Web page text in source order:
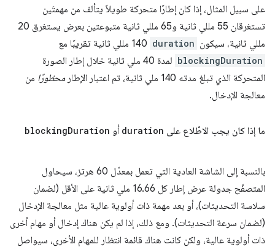
على سبيل المثال، إذا كان إطارًا متحركة طويلاً يتألف من مهمتَين
تستغرقان 55 مللي ثانية و65 مللي ثانية متبوعتين بعرض يستغرق 20
مللي ثانية، سيكون duration
blockingDuration
‏‏‏‏‏‏‏‏‏‏‏‏‏‏‏‏‏‏‏‏‏‏‏‏‏‏‏‏‏‏‏‏‏‏‏‏‏‏‏‏‏‏‏‏‏‏‏‏‏‏‏‏‏‏‏‏‏‏‏‏‏‏‏‏‏‏‏‏‏‏‏‏‏‏‏‏‏‏‏‏‏‏‏‏‏‏‏‏‏‏‏‏‏‏‏‏‏‏‏‏‏‏‏‏‏‏‏‏‏‏‏‏‏‏‏‏‏‏‏‏‏‏‏‏‏‏‏‏‏‏‏‏‏‏‏‏‏‏‏‏‏‏‏‏‏‏‏‏‏‏‏‏‏‏‏‏‏‏‏‏‏‏‏‏‏‏‏‏‏‏‏‏‏‏‏‏‏‏‏‏‏‏‏‏‏‏‏‏‏‏‏‏‏‏‏‏‏‏‏‏‏‏‏‏‏‏‏‏‏‏‏‏‏‏‏‏‏‏‏‏‏‏‏‏‏‏‏‏‏‏‏‏‏‏‏‏‏‏‏‏‏‏‏‏‏‏‏‏‏‏‏‏‏‏‏‏‏‏‏‏‏‏‏‏‏‏‏‏‏‏‏‏‏‏‏‏‏‏‏‏‏‏‏‏‏‏‏‏‏‏‏‏‏‏‏‏‏‏‏‏‏‏‏‏‏‏‏‏‏‏‏‏‏‏‏‏‏‏‏‏‏‏‏‏‏‏‏‏‏‏‏‏‏‏‏‏‏‏‏‏‏‏‏‏‏‏‏‏‏‏‏‏‏‏‏‏‏‏‏‏‏‏‏‏‏‏‏‏‏‏‏‏‏‏‏‏‏‏‏‏‏‏‏‏‏‏‏‏‏‏‏‏‏‏‏‏‏‏‏‏‏‏‏‏‏‏‏‏‏‏‏‏‏‏‏‏‏‏‏‏‏‏‏‏‏‏‏‏‏‏‏‏‏‏‏‏‏‏‏‏‏‏‏‏‏‏‏‏‏‏‏‏‏‏‏‏‏‏‏‏‏‏‏‏‏‏‏‏‏‏‏‏‏‏‏‏‏‏‏‏‏‏‏‏‏‏‏‏‏‏‏‏‏‏‏‏‏‏‏‏‏‏‏‏‏‏‏‏‏‏‏‏‏‏‏‏‏‏‏‏‏‏‏‏‏‏‏‏‏‏‏‏‏‏‏‏‏‏‏‏‏‏‏‏‏‏‏‏‏‏‏‏‏‏‏‏‏‏‏‏‏‏‏‏‏‏‏‏‏‏‏‏‏‏‏‏‏‏‏‏‏‏‏‏‏‏‏‏‏‏‏‏‏‏‏‏‏‏‏‏‏‏‏‏‏‏‏‏‏‏‏‏‏‏‏‏‏‏‏‏‏‏‏‏‏‏‏‏‏‏‏‏‏‏‏‏‏‏‏‏‏‏‏‏‏‏‏‏‏‏‏‏‏‏‏‏‏‏‏‏‏‏‏‏‏‏‏‏‏‏‏‏‏‏‏‏‏‏‏‏‏‏‏‏‏‏‏‏‏‏‏‏‏‏‏‏‏‏‏‏‏‏‏‏‏‏‏‏‏‏‏‏‏‏‏‏‏‏‏‏‏‏‏‏‏‏‏‏‏‏‏‏‏‏‏‏‏‏‏‏‏‏‏‏‏‏‏‏‏‏‏‏‏‏‏‏‏‏‏‏‏‏‏‏‏‏‏‏‏‏‏‏‏‏‏‏‏‏‏‏‏‏‏‏‏‏‏‏‏‏‏‏‏‏‏‏‏‏‏‏‏‏‏‏‏‏‏‏‏‏‏‏‏‏‏‏‏‏‏‏‏‏‏‏‏‏‏‏‏‏‏‏‏‏‏‏‏‏‏‏‏‏‏‏‏‏‏‏‏‏‏‏‏‏‏‏‏‏‏‏‏‏‏‏‏‏‏‏‏‏‏‏‏‏‏‏‏‏‏‏‏‏‏‏‏‏‏‏‏‏‏‏‏‏‏‏‏‏‏‏‏‏‏‏‏‏‏‏‏‏‏‏‏‏‏‏‏‏‏‏‏‏‏‏‏‏‏‏‏‏‏‏‏‏‏‏‏‏‏‏‏‏‏‏‏‏ لمدة 40 ملي ثانية خلال إطار الصورة
المتحركة الذي تبلغ مدته 140 ملي ثانية، تم اعتبار الإطار
محظورًا من
معالجة الإدخال.
ما إذا كان يجب الاطّلاع على duration أو blockingDuration
بالنسبة إلى الشاشة العادية التي تعمل بمعدّل 60 هرتز، سيحاول
المتصفّح جدولة عرض إطار كل 16.66 ملي ثانية على الأقل (لضمان
سلاسة التحديثات)، أو بعد مهمة ذات أولوية عالية مثل معالجة الإدخال
(لضمان سرعة التحديثات). ومع ذلك، إذا لم يكن هناك إدخال أو مهام أخرى
ذات أولوية عالية، ولكن كانت هناك قائمة انتظار للمهام الأخرى، سيواصل